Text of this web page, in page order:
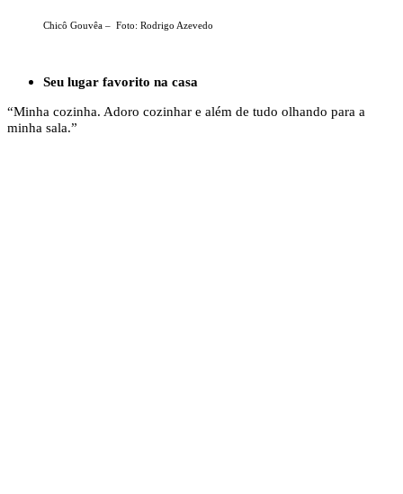
Chicô Gouvêa – Foto: Rodrigo Azevedo
Seu lugar favorito na casa
“Minha cozinha. Adoro cozinhar e além de tudo olhando para a
minha sala.”